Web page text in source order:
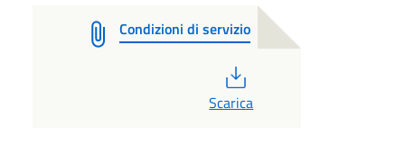
Condizioni di servizio
Scarica